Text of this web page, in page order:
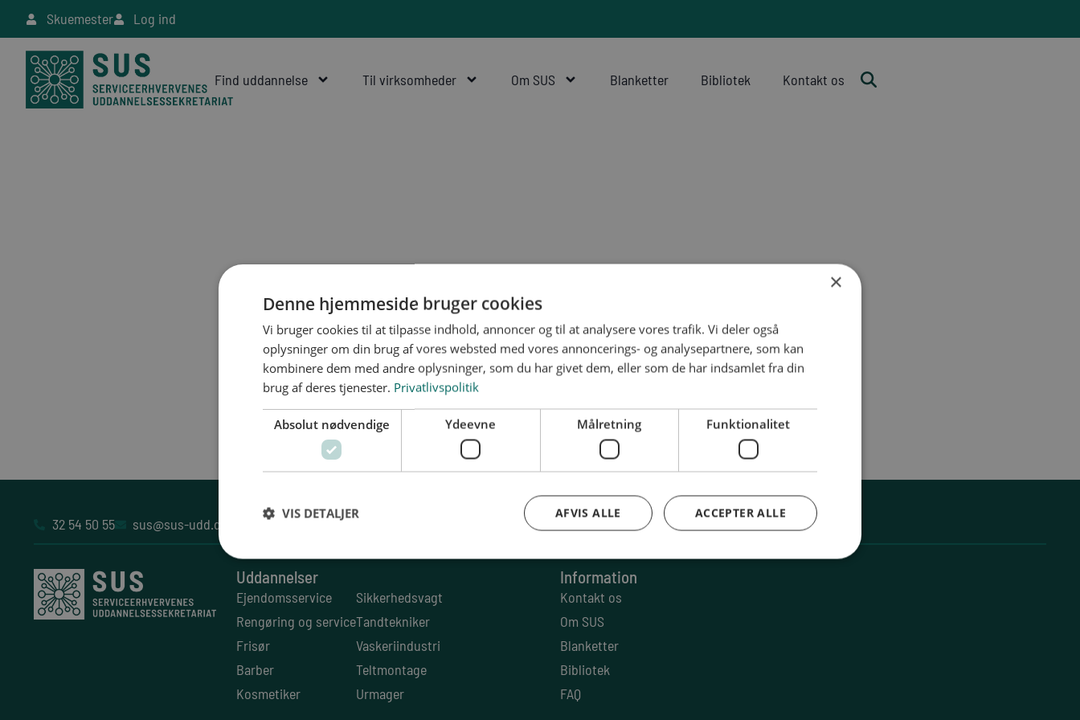
Skuemester Log ind
Find uddannelse Til virksomheder Om SUS Blanketter Bibliotek Kontakt os
32 54 50 55 sus@sus-udd.dk Vesterbrogade 6D, 4. 1620 København V CVR: 13 79 72 85
Uddannelser
Ejendomsservice
Rengøring og service
Frisør
Barber
Kosmetiker
Sikkerhedsvagt
Tandtekniker
Vaskeriindustri
Teltmontage
Urmager
Information
Kontakt os
Om SUS
Blanketter
Bibliotek
FAQ
×
Denne hjemmeside bruger cookies
Vi bruger cookies til at tilpasse indhold, annoncer og til at analysere vores trafik. Vi deler også
oplysninger om din brug af vores websted med vores annoncerings- og analysepartnere, som kan
kombinere dem med andre oplysninger, som du har givet dem, eller som de har indsamlet fra din
brug af deres tjenester. Privatlivspolitik
Absolut nødvendige Ydeevne Målretning Funktionalitet
ACCEPTER ALLE
AFVIS ALLE
VIS DETALJER